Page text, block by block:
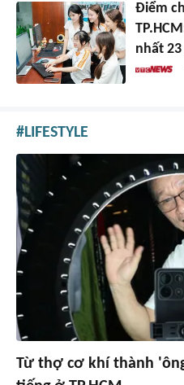
Điểm
nhất
LIFESTYLE
Từ thợ cơ khí thành